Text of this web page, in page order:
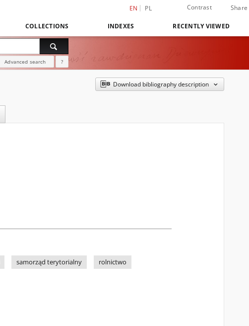
EN PL Contrast Share
COLLECTIONS INDEXES RECENTLY VIEWED
Advanced search ?
Download bibliography description
samorząd terytorialny
rolnictwo